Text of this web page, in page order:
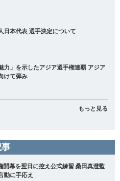
日本代表 選手決定について
力」を示したアジア選手権連覇 アジア
けて弾み
もっと見る
開幕を翌日に控え公式練習 桑田真澄監
動に手応え